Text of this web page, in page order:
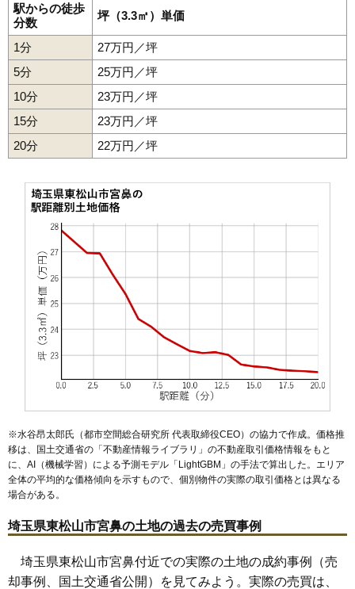
36 下唐子
37
38 松山
39 上唐子
40 岩殿
41 下青鳥
42 正代
44 早俣
45 古凍
駅からの徒歩
分数
坪（3.3㎡）単価
1分
27万円／坪
5分
25万円／坪
10分
23万円／坪
15分
23万円／坪
20分
22万円／坪
※水谷昂太郎氏（都市空間総合研究所 代表取締役CEO）の協力で作成。価格推
移は、国土交通省の「不動産情報ライブラリ 」の不動産取引価格情報をもと
に、AI（機械学習）による予測モデル「LightGBM」の手法で算出した。エリア
全体の平均的な価格傾向を示すもので、個別物件の実際の取引価格とは異なる
場合がある。
埼玉県東松山市宮鼻の土地の過去の売買事例
埼玉県東松山市宮鼻付近での実際の土地の成約事例（売
却事例、国土交通省公開）を見てみよう。実際の売買は、